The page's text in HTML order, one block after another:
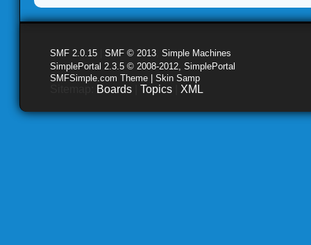
SMF 2.0.15 SMF © 2013 Simple Machines
SimplePortal 2.3.5 © 2008-2012, SimplePortal
SMFSimple.com Theme | Skin Samp
Boards Topics XML